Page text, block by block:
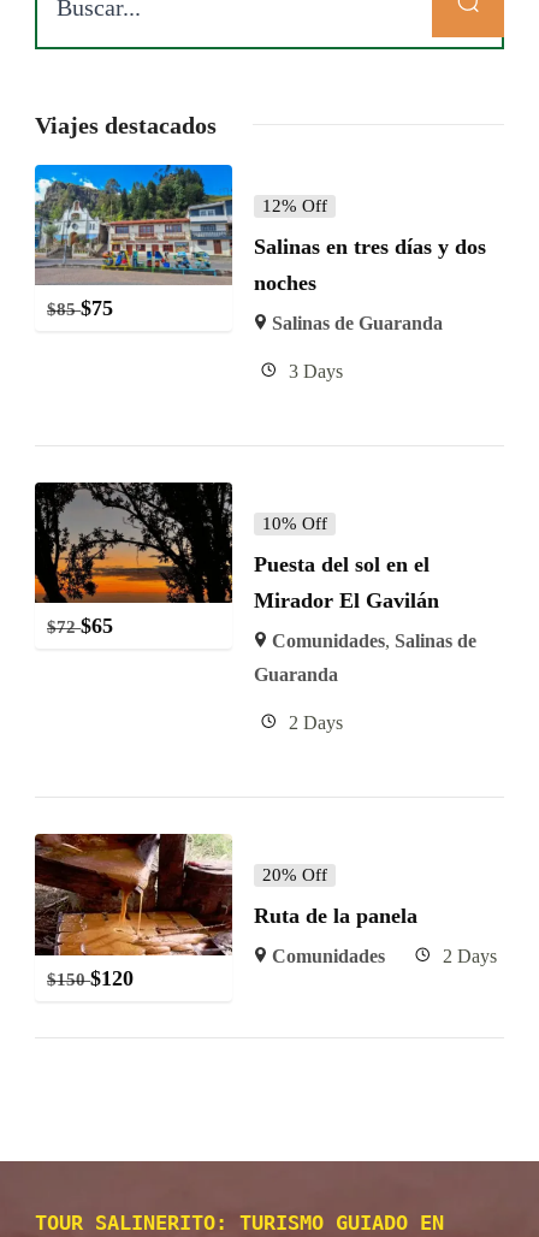
Viajes destacados
$85 $75
12% Off
Salinas en tres días y dos
noches
Salinas de Guaranda
3 Days
$72 $65
10% Off
Puesta del sol en el
Mirador El Gavilán
Comunidades, Salinas de
Guaranda
2 Days
$150 $120
20% Off
Ruta de la panela
Comunidades 2 Days
TOUR SALINERITO: TURISMO GUIADO EN